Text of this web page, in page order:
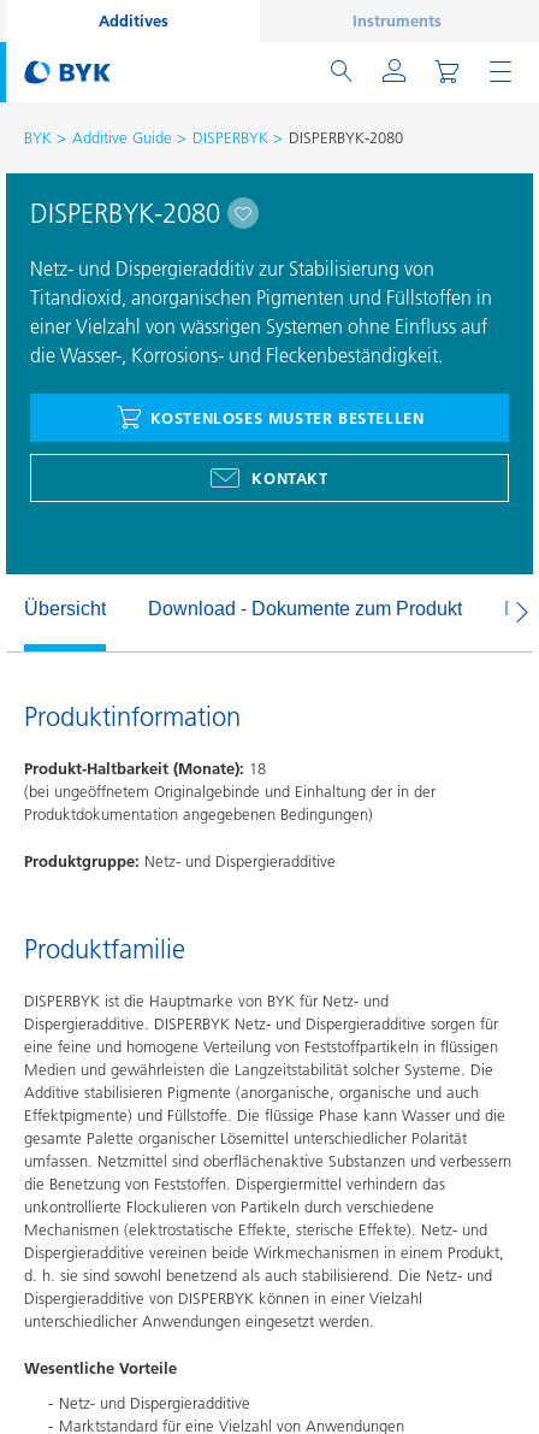
Additives Instruments
BYK Additive Guide DISPERBYK DISPERBYK-2080
DISPERBYK-2080
Netz- und Dispergieradditiv zur Stabilisierung von
Titandioxid, anorganischen Pigmenten und Füllstoffen in
einer Vielzahl von wässrigen Systemen ohne Einﬂuss auf
die Wasser-, Korrosions- und Fleckenbeständigkeit.
KOSTENLOSES MUSTER BESTELLEN
KONTAKT
Übersicht Download - Dokumente zum Produkt
Produktinformation
Produkt-Haltbarkeit (Monate): 18
(bei ungeöffnetem Originalgebinde und Einhaltung der in der
Produktdokumentation angegebenen Bedingungen)
Produktgruppe: Netz- und Dispergieradditive
Produktfamilie
DISPERBYK ist die Hauptmarke von BYK für Netz- und
Dispergieradditive. DISPERBYK Netz- und Dispergieradditive sorgen für
eine feine und homogene Verteilung von Feststoffpartikeln in flüssigen
Medien und gewährleisten die Langzeitstabilität solcher Systeme. Die
Additive stabilisieren Pigmente (anorganische, organische und auch
Effektpigmente) und Füllstoffe. Die flüssige Phase kann Wasser und die
gesamte Palette organischer Lösemittel unterschiedlicher Polarität
umfassen. Netzmittel sind oberflächenaktive Substanzen und verbessern
die Benetzung von Feststoffen. Dispergiermittel verhindern das
unkontrollierte Flockulieren von Partikeln durch verschiedene
Mechanismen (elektrostatische Effekte, sterische Effekte). Netz- und
Dispergieradditive vereinen beide Wirkmechanismen in einem Produkt,
d. h. sie sind sowohl benetzend als auch stabilisierend. Die Netz- und
Dispergieradditive von DISPERBYK können in einer Vielzahl
unterschiedlicher Anwendungen eingesetzt werden.
Wesentliche Vorteile
Netz- und Dispergieradditive
Marktstandard für eine Vielzahl von Anwendungen